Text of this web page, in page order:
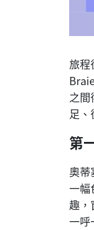
旅
之間
足、
第
奧
一幅
趣，
一呼